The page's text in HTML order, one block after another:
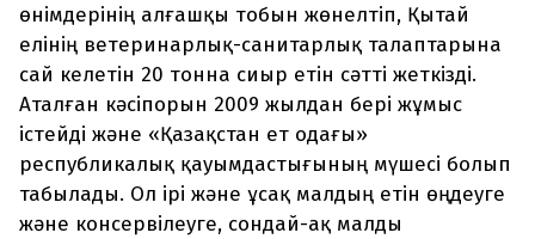
өнімдерінің алғашқы тобын жөнелтіп, Қытай
елінің ветеринарлық-санитарлық талаптарына
сай келетін 20 тонна сиыр етін сәтті жеткізді.
Аталған кәсіпорын 2009 жылдан бері жұмыс
істейді және «Қазақстан ет одағы»
республикалық қауымдастығының мүшесі болып
табылады. Ол ірі және ұсақ малдың етін өңдеуге
және консервілеуге, сондай-ақ малды